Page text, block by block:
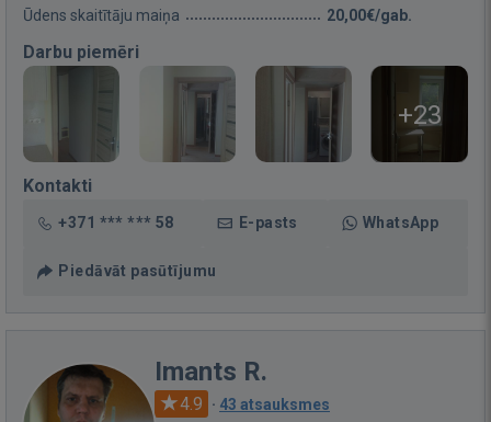
Ūdens skaitītāju maiņa 20,00€/gab.
Darbu piemēri
+23
Kontakti
+371 *** *** 58 E-pasts WhatsApp
Piedāvāt pasūtījumu
Imants R.
4.9 · 43 atsauksmes